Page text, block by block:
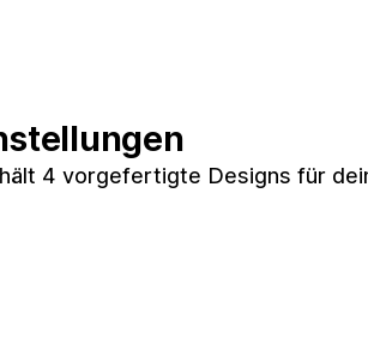
4 vorgefertigte Designs für